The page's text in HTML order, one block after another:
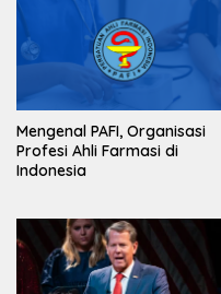
Mengenal PAFI, Organisasi
Profesi Ahli Farmasi di
Indonesia